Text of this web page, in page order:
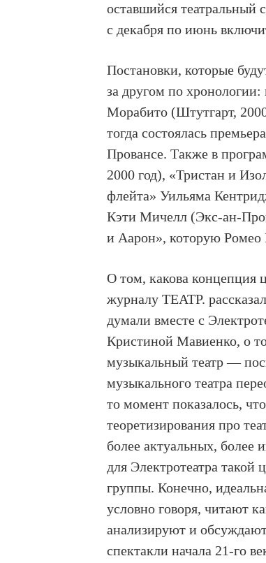
оставшийся театральный
с декабря по июнь
Постановки, которые
за другом по
Морабито (Штутгарт,
тогда состоялась
Провансе. Также в
2000 год), «Тристан и
флейта» Уильяма
Кэти Мичелл (Экс-ан-
и Аарон», которую Ромео
О том, какова концепция
журналу ТЕАТР.
думали вместе с
Кристиной Мавиенко, о
музыкальный театр —
музыкального театра
то момент показалось,
теоретизирования про
более актуальных,
для Электротеатра
группы. Конечно,
условно говоря, читают
анализируют и
спектакли начала 21-го